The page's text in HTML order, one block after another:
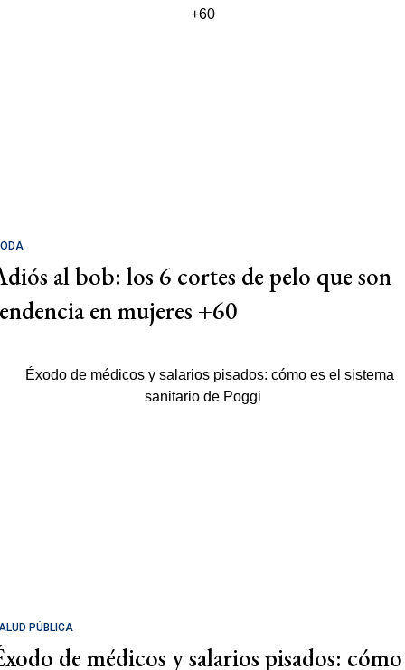
al bob: los 6 cortes de pelo que son
en mujeres +60
PÚBLICA
de médicos y salarios pisados: cómo